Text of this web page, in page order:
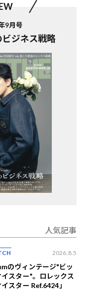
9月号
ジネス戦略
人気記事
2026.8.5
のヴィンテージ"ビッ
スター"。ロレックス
イスター Ref.6424」